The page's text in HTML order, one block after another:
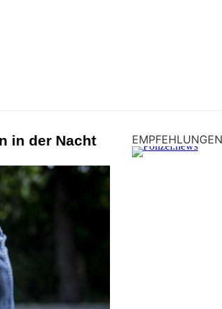
in der Nacht
EMPFEHLUNGEN